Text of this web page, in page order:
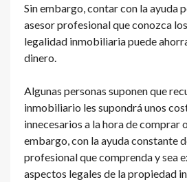
Sin embargo, contar con la ayuda
asesor profesional que conozca
legalidad inmobiliaria puede
dinero.
Algunas personas suponen que
inmobiliario les supondrá unos
innecesarios a la hora de comprar
embargo, con la ayuda constante
profesional que comprenda y sea
aspectos legales de la propiedad